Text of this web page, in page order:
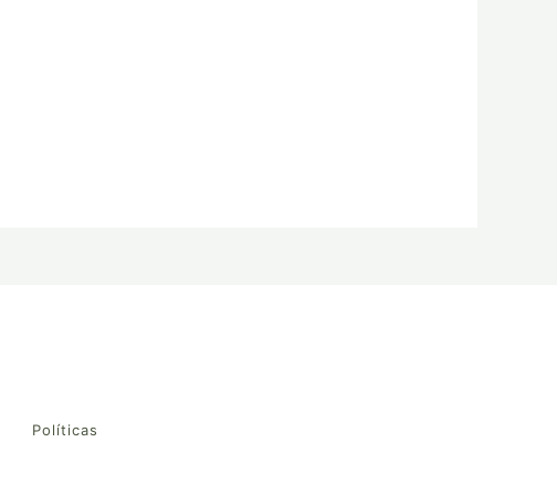
Políticas